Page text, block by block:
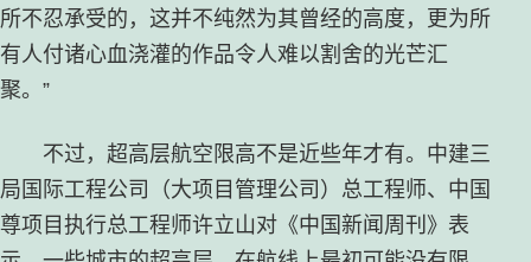
所不忍承受的，这并不纯然为其曾经的高度，更为所
有人付诸心血浇灌的作品令人难以割舍的光芒汇
聚。”
不过，超高层航空限高不是近些年才有。中建三
局国际工程公司（大项目管理公司）总工程师、中国
尊项目执行总工程师许立山对《中国新闻周刊》表